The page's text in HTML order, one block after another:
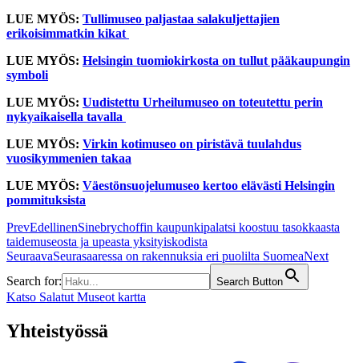
LUE MYÖS: Tullimuseo paljastaa salakuljettajien
erikoisimmatkin kikat
LUE MYÖS: Helsingin tuomiokirkosta on tullut pääkaupungin
symboli
LUE MYÖS: Uudistettu Urheilumuseo on toteutettu perin
nykyaikaisella tavalla
LUE MYÖS: Virkin kotimuseo on piristävä tuulahdus
vuosikymmenien takaa
LUE MYÖS: Väestönsuojelumuseo kertoo elävästi Helsingin
pommituksista
PrevEdellinenSinebrychoffin kaupunkipalatsi koostuu tasokkaasta
taidemuseosta ja upeasta yksityiskodista
SeuraavaSeurasaaressa on rakennuksia eri puolilta SuomeaNext
Search for:
Search Button
Katso Salatut Museot kartta
Yhteistyössä